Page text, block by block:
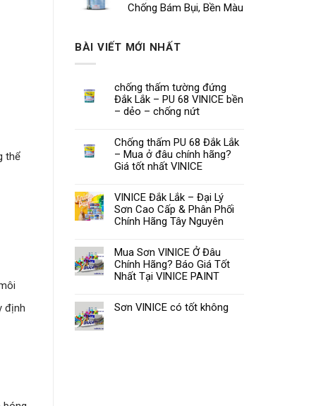
Chống Bám Bụi, Bền Màu
BÀI VIẾT MỚI NHẤT
chống thấm tường đứng
Đắk Lắk – PU 68 VINICE bền
– dẻo – chống nứt
Chống thấm PU 68 Đắk Lắk
– Mua ở đâu chính hãng?
Giá tốt nhất VINICE
VINICE Đắk Lắk – Đại Lý
Sơn Cao Cấp & Phân Phối
Chính Hãng Tây Nguyên
Mua Sơn VINICE Ở Đâu
Chính Hãng? Báo Giá Tốt
Nhất Tại VINICE PAINT
Sơn VINICE có tốt không
thể
định